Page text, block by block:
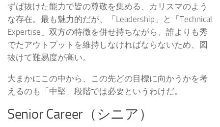
ずば抜けた能力で皆の尊敬を集める、カリスマのよう
な存在。最も魅力的だが、「Leadership」と「Technical
Expertise」双方の特徴を併せ持ちながら、誰よりも秀
でたアウトプットを維持しなければならないため、図
抜けて難易度が高い。
大まかにこの中から、この先どの目標に向かうかを考
えるのも「中堅」段階では必要というわけだ。
Senior Career（シニア）